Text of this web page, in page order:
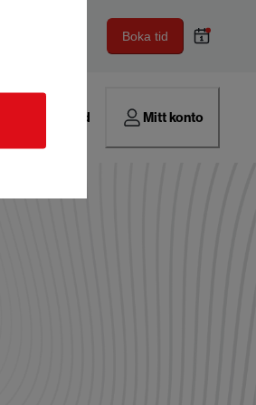
Boka tid
Hitta verkstad Mitt konto